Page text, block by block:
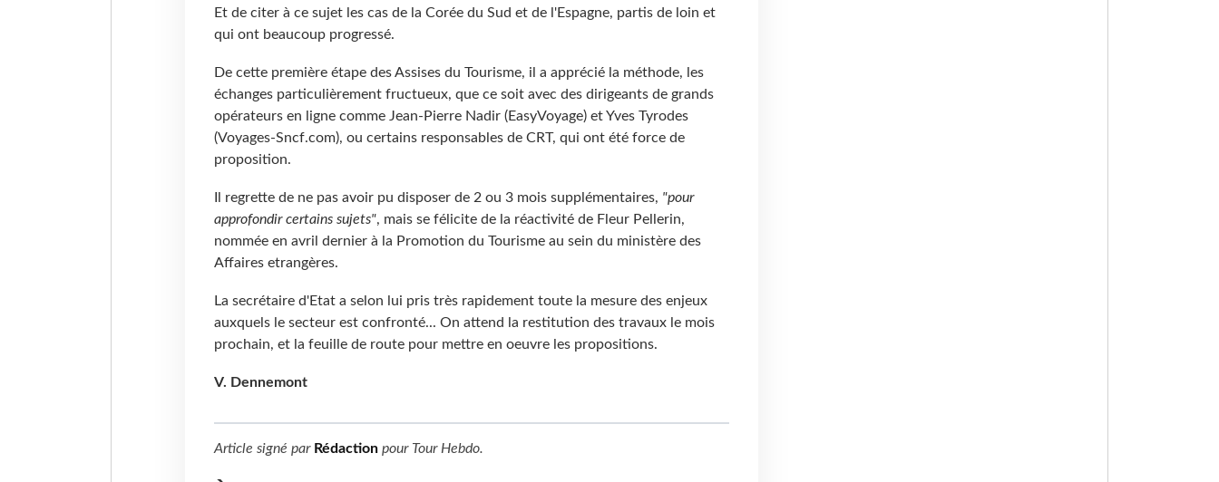
Et de citer à ce sujet les cas de la Corée du Sud et de l'Espagne, partis de loin et
qui ont beaucoup progressé.
De cette première étape des Assises du Tourisme, il a apprécié la méthode, les
échanges particulièrement fructueux, que ce soit avec des dirigeants de grands
opérateurs en ligne comme Jean-Pierre Nadir (EasyVoyage) et Yves Tyrodes
(Voyages-Sncf.com), ou certains responsables de CRT, qui ont été force de
proposition.
Il regrette de ne pas avoir pu disposer de 2 ou 3 mois supplémentaires, "pour
approfondir certains sujets", mais se félicite de la réactivité de Fleur Pellerin,
nommée en avril dernier à la Promotion du Tourisme au sein du ministère des
Affaires etrangères.
La secrétaire d'Etat a selon lui pris très rapidement toute la mesure des enjeux
auxquels le secteur est confronté... On attend la restitution des travaux le mois
prochain, et la feuille de route pour mettre en oeuvre les propositions.
V. Dennemont
Article signé par Rédactionpour Tour Hebdo.